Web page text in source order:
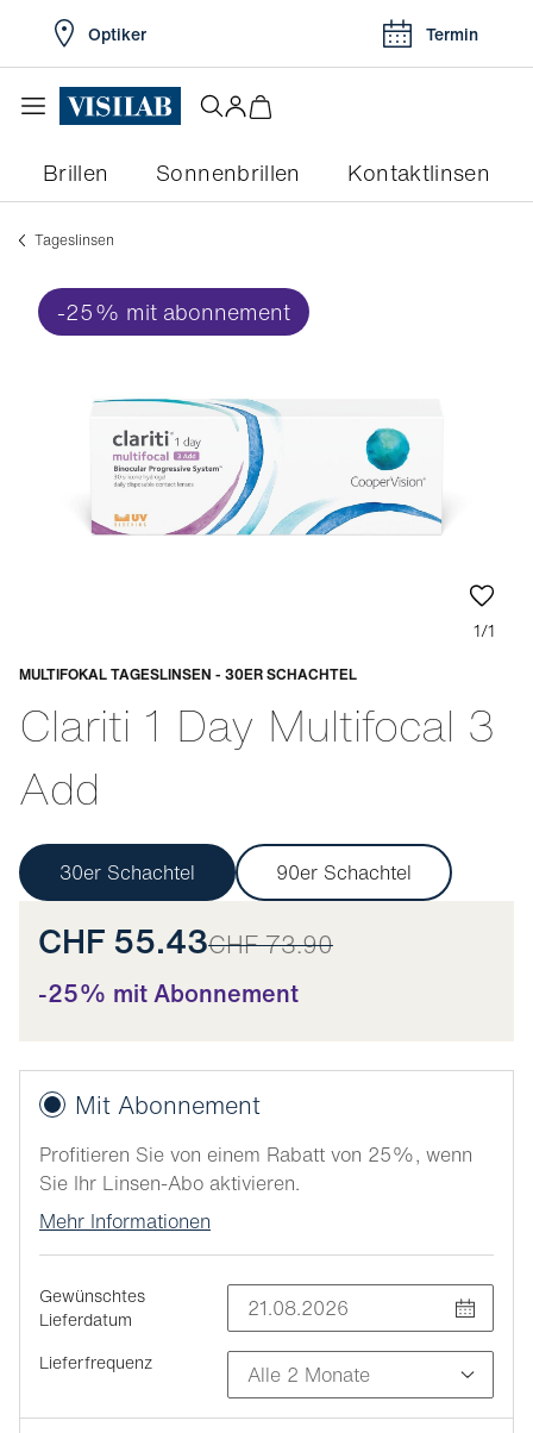
Optiker Termin
Brillen Sonnenbrillen Kontaktlinsen
Tageslinsen
-25% mit abonnement
1/1
MULTIFOKAL TAGESLINSEN - 30ER SCHACHTEL
Clariti 1 Day Multifocal 3
Add
Anpassbar
30er Schachtel 90er Schachtel
CHF 55.43CHF 73.90
-25% mit Abonnement
Mit Abonnement
Profitieren Sie von einem Rabatt von 25%, wenn
Sie Ihr Linsen-Abo aktivieren.
Mehr Informationen
Gewünschtes
Lieferdatum
Lieferfrequenz